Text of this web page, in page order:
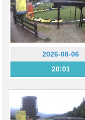
2026-08-06
20:01